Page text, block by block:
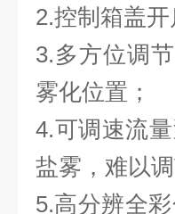
2.控制箱盖
3.多方位调
雾化位置；
4.可调速流
盐雾，难以
5.高分辨全